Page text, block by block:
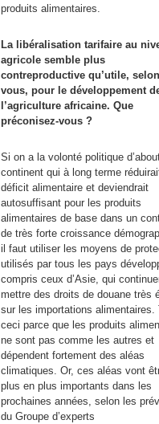
produits alimentaires.
La libéralisation tarifaire au
agricole semble plus
contreproductive qu’utile, selon
vous, pour le développement
l’agriculture africaine. Que
préconisez-vous ?
Si on a la volonté politique
continent qui à long terme
déficit alimentaire et deviendrait
autosuffisant pour les produits
alimentaires de base dans un
de très forte croissance
il faut utiliser les moyens de
utilisés par tous les pays
compris ceux d’Asie, qui
mettre des droits de douane très
sur les importations alimentaires.
ceci parce que les produits
ne sont pas comme les autres et
dépendent fortement des aléas
climatiques. Or, ces aléas vont
plus en plus importants dans les
prochaines années, selon les
du Groupe d’experts